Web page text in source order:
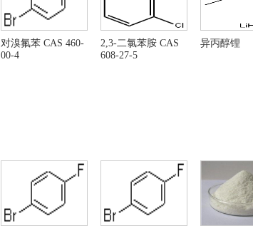
1,2-二甲氧基乙烷
2,2,4-三甲基戊烷
二异丙基醚
二甲苯
亚甲基氯
对溴氟苯 CAS 460-
00-4
2,3-二氯苯胺 CAS
608-27-5
异丙醇锂